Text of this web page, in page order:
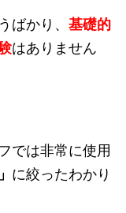
ばかり、 基礎的
はありません
では非常に使用
に絞ったわかり